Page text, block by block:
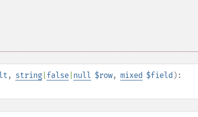
, string false null $row, mixed $field ):